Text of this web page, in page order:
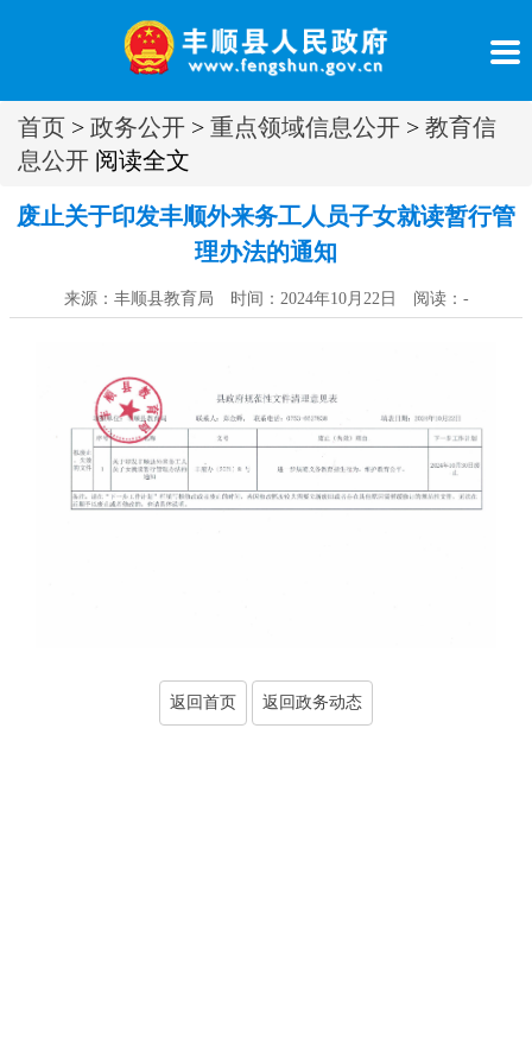
首页 > 政务公开 > 重点领域信息公开 > 教育信
息公开 阅读全文
废止关于印发丰顺外来务工人员子女就读暂行管
理办法的通知
来源：丰顺县教育局 时间：2024年10月22日 阅读： -
返回首页 返回政务动态